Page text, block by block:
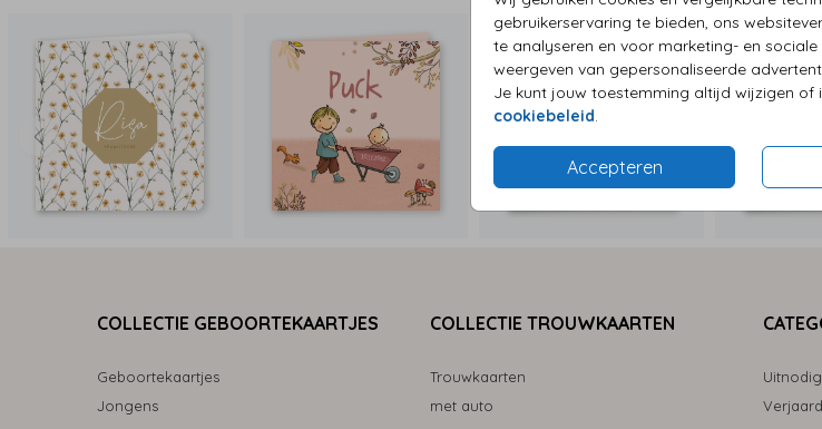
gebruikerservaring te bieden, ons
te analyseren en voor marketing- en
weergeven van gepersonaliseerde
Je kunt jouw toestemming altijd wijzigen of
cookiebeleid
Accepteren
COLLECTIE GEBOORTEKAARTJES
Geboortekaartjes
Jongens
COLLECTIE TROUWKAARTEN
Trouwkaarten
met auto